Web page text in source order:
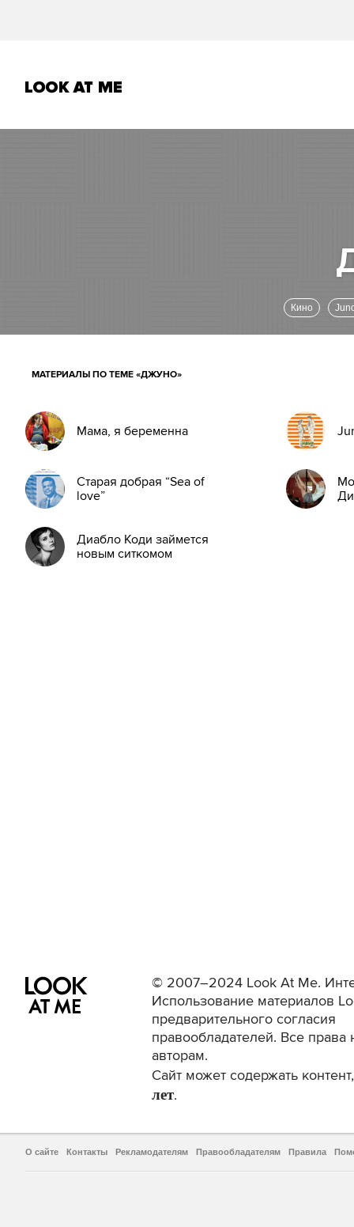
Кино
МАТЕРИАЛЫ ПО ТЕМЕ «ДЖУНО»
Мама, я беременна
Старая добрая “Sea of
love”
Диабло Коди займется
новым ситкомом
© 2007–2024 Look At Me.
Использование материалов
предварительного согласия
правообладателей. Все права
авторам.
Сайт может содержать
лет.
О сайте Контакты Рекламодателям Правообладателям Правила